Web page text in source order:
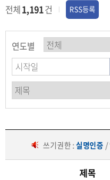
전체1,191건 RSS등록
연도별
쓰기권한 :실명인증 /
제목